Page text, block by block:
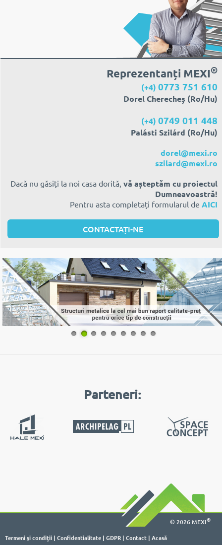
Reprezentanți MEXI®
(+4) 0773 751 610
Dorel Cherecheș (Ro/Hu)
(+4) 0749 011 448
Palásti Szilárd (Ro/Hu)
dorel@mexi.ro
szilard@mexi.ro
Dacă nu găsiți la noi casa dorită, vă așteptăm cu proiectul
Dumneavoastră!
Pentru asta completați formularul de AICI
CONTACTAȚI-NE
1 2 3 4 5 6 7 8 9
Parteneri:
© 2026 MEXI®
Termeni şi condiţii | Confidentialitate | GDPR | Contact | Acasă